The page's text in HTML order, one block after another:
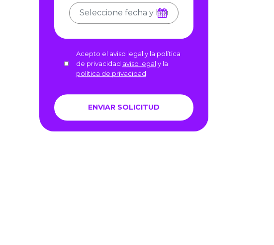
Acepto el aviso legal y la política
de privacidad aviso legal y la
política de privacidad